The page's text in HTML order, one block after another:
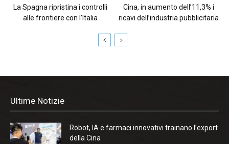
La Spagna ripristina i controlli
alle frontiere con l’Italia
Cina, in aumento dell’11,3% i
ricavi dell’industria pubblicitaria
Ultime Notizie
Robot, IA e farmaci innovativi trainano l’export
della Cina